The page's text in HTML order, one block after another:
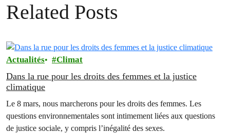
Related Posts
Actualités Climat
Dans la rue pour les droits des femmes et la justice
climatique
Le 8 mars, nous marcherons pour les droits des femmes. Les
questions environnementales sont intimement liées aux questions
de justice sociale, y compris l’inégalité des sexes.